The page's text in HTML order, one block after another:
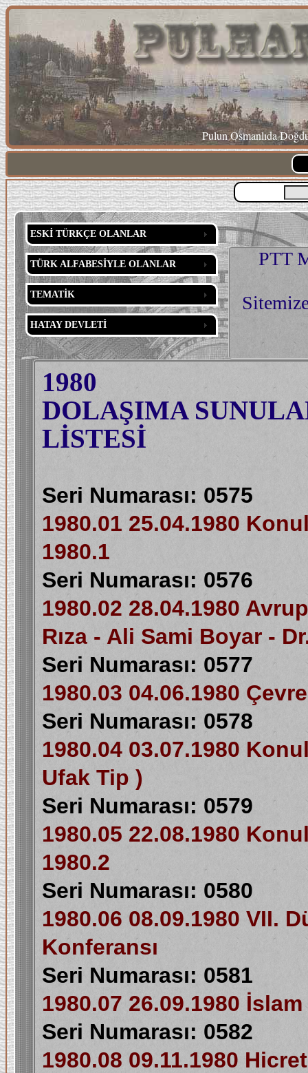
Pulun Osmanlıda
ESKİ TÜRKÇE OLANLAR
TÜRK ALFABESİYLE OLANLAR
TEMATİK
HATAY DEVLETİ
PTT
1980
DOLAŞIMA
LİSTESİ
Seri Numarası: 0575
1980.01 25.04.1980
1980.1
Seri Numarası: 0576
1980.02 28.04.1980
Rıza - Ali Sami Boyar -
Seri Numarası: 0577
1980.03 04.06.1980
Seri Numarası: 0578
1980.04 03.07.1980
Ufak Tip )
Seri Numarası: 0579
1980.05 22.08.1980
1980.2
Seri Numarası: 0580
1980.06 08.09.1980 VII.
Konferansı
Seri Numarası: 0581
1980.07 26.09.1980
Seri Numarası: 0582
1980.08 09.11.1980